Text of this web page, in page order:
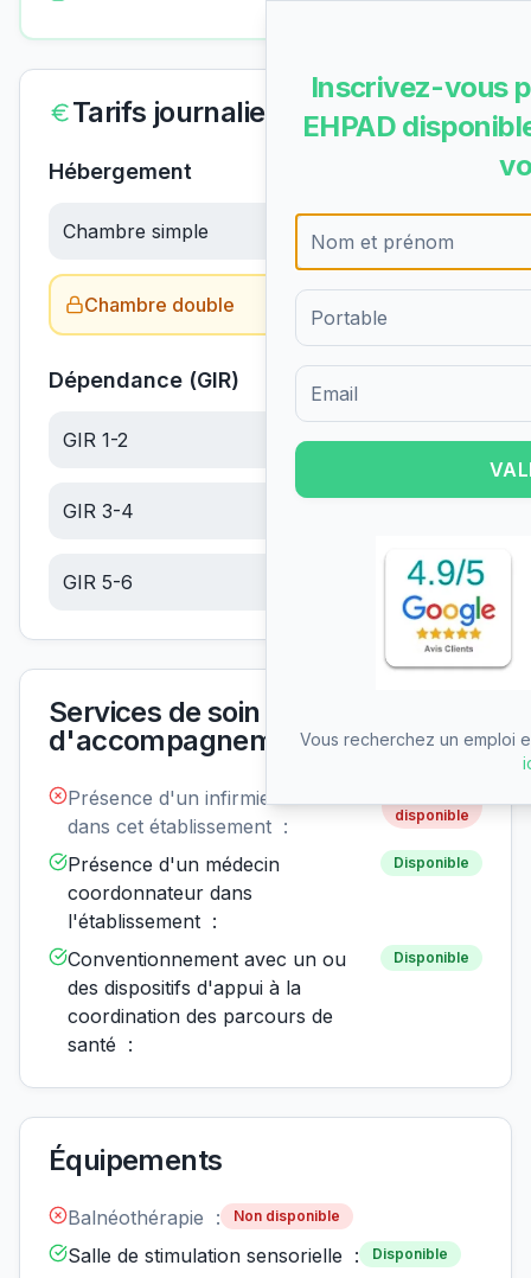
Tarifs journaliers
Hébergement
Chambre simple 82.00
Chambre double
Dépendance (GIR)
GIR 1-2 24.69€/jour
GIR 3-4
GIR 5-6 6.65€/jour
Services de soin et
d'accompagnement
Présence d'un infirmier de nuit
dans cet établissement :
disponible
Présence d'un médecin
coordonnateur dans
l'établissement :
Disponible
Conventionnement avec un ou
des dispositifs d'appui à la
coordination des parcours de
santé :
Disponible
Équipements
Balnéothérapie : Non disponible
Salle de stimulation sensorielle : Disponible
Inscrivez-vous
EHPAD
Formulaire d'inscription pour
Vous recherchez un emploi